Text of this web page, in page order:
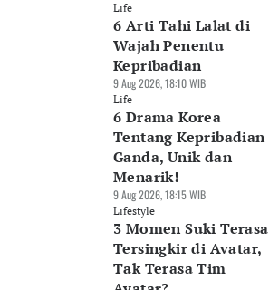
Life
6 Arti Tahi Lalat di
Wajah Penentu
Kepribadian
9 Aug 2026, 18:10 WIB
Life
6 Drama Korea
Tentang Kepribadian
Ganda, Unik dan
Menarik!
9 Aug 2026, 18:15 WIB
Lifestyle
3 Momen Suki Terasa
Tersingkir di Avatar,
Tak Terasa Tim